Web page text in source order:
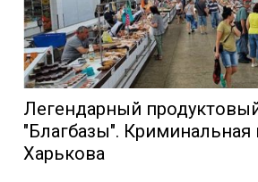
Легендарный
"Благбазы". Криминальная
Харькова